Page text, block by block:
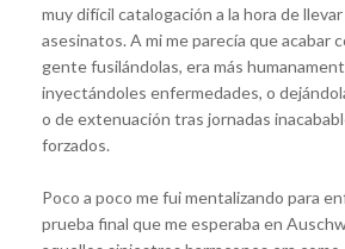
muy difícil catalogación a la hora de llevar
asesinatos. A mi me parecía que acabar
gente fusilándolas, era más
inyectándoles enfermedades, o
o de extenuación tras jornadas
forzados.
Poco a poco me fui mentalizando para
prueba final que me esperaba en